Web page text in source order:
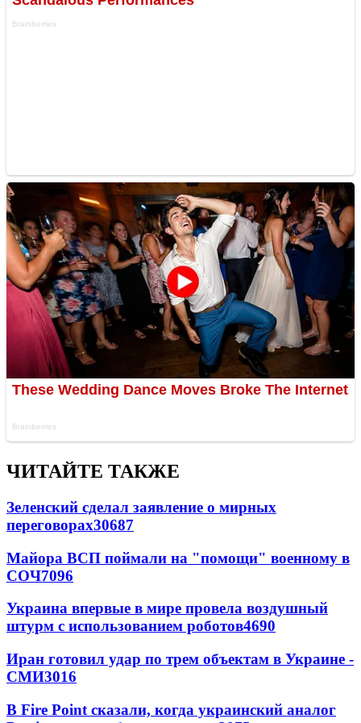
ЧИТАЙТЕ ТАКЖЕ
Зеленский сделал заявление о мирных
переговорах30687
Майора ВСП поймали на "помощи" военному в
СОЧ7096
Украина впервые в мире провела воздушный
штурм с использованием роботов4690
Иран готовил удар по трем объектам в Украине -
СМИ3016
В Fire Point сказали, когда украинский аналог